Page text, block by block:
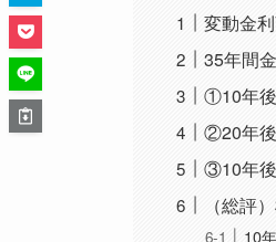
変動金
35年間
①10年
②20年
③10年後
（総評
10